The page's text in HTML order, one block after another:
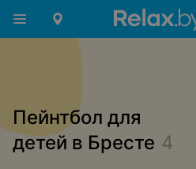
Пейнтбол для
детей в Бресте 4